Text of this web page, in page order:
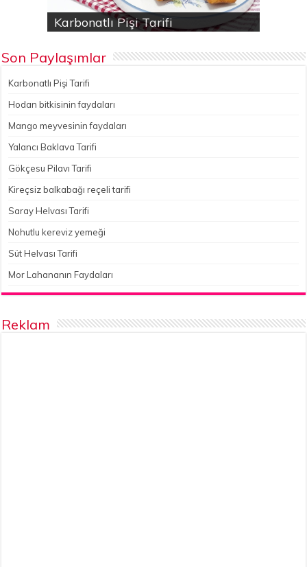
Karbonatlı Pişi Tarifi
Hodan bitkisinin faydaları
Yalancı Baklava Tarifi
Gökçesu Pilavı Tarifi
Nohutlu kereviz yemeği
Son Paylaşımlar
Karbonatlı Pişi Tarifi
Hodan bitkisinin faydaları
Mango meyvesinin faydaları
Yalancı Baklava Tarifi
Gökçesu Pilavı Tarifi
Kireçsiz balkabağı reçeli tarifi
Saray Helvası Tarifi
Nohutlu kereviz yemeği
Süt Helvası Tarifi
Mor Lahananın Faydaları
Reklam